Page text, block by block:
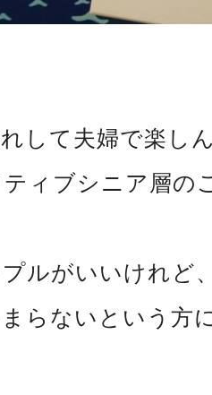
して夫婦で楽し
ィブシニア層の
ルがいいけれど
らないという方